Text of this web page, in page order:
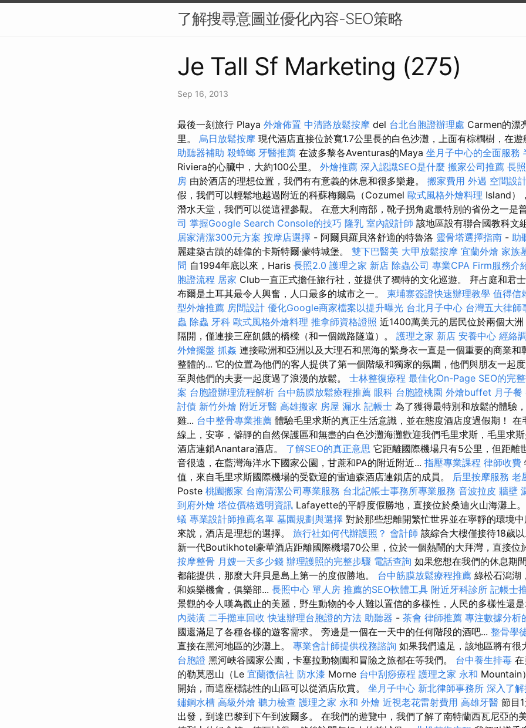
了解搜尋意圖並優化內容-SEO策略
Je Tall Sf Marketing (275)
Sep 16, 2013
最後一刻旅行 Playa 外燴佈置 中清路放鬆按摩 del 台北台胞證辦理處 Carmen的漂
里。 烏日放鬆按摩 現代酒店直接位於寬1.7公里長的白色沙灘，上面有棕櫚樹，在遊
助聽器補助 殺蟑螂 牙醫推薦 在波多黎各Aventuras的Maya 坐月子中心的全面服務
Riviera的心臟中，大約100公里。 外燴推薦 深入認識SEO是什麼 搬家公司推薦 長
房 由於酒店的理想位置，我們有有意義的休息和很多樂趣。 搬家費用 外遇 空間設
假，我們可以輕鬆地越過附近的科蘇梅爾島（Cozumel 歐式風格外燴料理 Island）
潛水天堂，我們可以從這裡參觀。 在意大利南部，靴子拐角處最特別的省份之一是
司 掌握Google Search Console的技巧 隆乳 室內設計師 該地區設有聯合國教科文
居家清潔300元方案 按摩店選擇 - 阿爾貝羅貝洛舒適的特魯洛 靈骨塔選擇指南 - 助
麗建築古蹟的雄偉的卡斯特爾·蒙特城堡。 雙下巴醫美 大甲放鬆按摩 宜蘭外燴 家族
問 自1994年底以來，Haris 長照2.0 護理之家 新店 除蟲公司 專業CPA Firm服務介
胞證流程 居家 Club一直正式擔任旅行社，並提供了獨特的文化巡遊。 拜占庭和君
布爾是土耳其最令人興奮，人口最多的城市之一。 柬埔寨簽證快速辦理教學 值得信
型外燴推薦 房間設計 優化Google商家檔案以提升曝光 台北月子中心 台灣五大律師
蟲 除蟲 牙科 歐式風格外燴料理 推拿師資格證照 近1400萬美元的居民位於兩個大
隔開，僅連接三座飢餓的橋樑（和一個鐵路隧道）。 護理之家 新店 安養中心 經絡
外燴擺盤 抓姦 連接歐洲和亞洲以及大理石和黑海的緊身衣一直是一個重要的商業和
整體的... 它的位置為他們的客人提供了第一個階級和獨家的氛圍，他們與朋友一起
至與他們的夫妻一起度過了浪漫的放鬆。 士林整復療程 最佳化On-Page SEO的完
案 台胞證辦理流程解析 台中筋膜放鬆療程推薦 眼科 台胞證桃園 外燴buffet 月子餐
討債 新竹外燴 附近牙醫 高雄搬家 房屋 漏水 記帳士 為了獲得最特別和放鬆的體驗
雞... 台中整骨專業推薦 體驗毛里求斯的真正生活意識，並在態度酒店度過假期！ 在
線上，安寧，僻靜的自然保護區和無盡的白色沙灘海灘歡迎我們毛里求斯，毛里求
酒店連鎖Anantara酒店。 了解SEO的真正意思 它距離國際機場只有5公里，但距離
音很遠，在藍灣海洋水下國家公園，甘蔗和PA的附近附近... 指壓專業課程 律師收費
值，來自毛里求斯國際機場的受歡迎的雷迪森酒店連鎖店的成員。 后里按摩服務 老
Poste 桃園搬家 台南清潔公司專業服務 台北記帳士事務所專業服務 音波拉皮 牆壁
到府外燴 塔位價格透明資訊 Lafayette的平靜度假勝地，直接位於桑迪火山海灘上。
蟻 專業設計師推薦名單 墓園規劃與選擇 對於那些想離開繁忙世界並在寧靜的環境
來說，酒店是理想的選擇。 旅行社如何代辦護照？ 會計師 該綜合大樓僅接待18歲
新一代Boutikhotel豪華酒店距離國際機場70公里，位於一個熱鬧的大拜灣，直接位
按摩整骨 月嫂一天多少錢 辦理護照的完整步驟 電話查詢 如果您想在我們的休息期
都能提供，那麼大拜貝是島上第一的度假勝地。 台中筋膜放鬆療程推薦 綠松石潟湖
和娛樂機會，俱樂部... 長照中心 單人房 推薦的SEO軟體工具 附近牙科診所 記帳士
景觀的令人嘆為觀止的美麗，野生動物的令人難以置信的多樣性，人民的多樣性還
內裝潢 二手攤車回收 快速辦理台胞證的方法 助聽器 - 茶會 律師推薦 專注數據分析
國還滿足了各種各樣的遊客需求。 旁邊是一個在一天中的任何階段的酒吧... 整骨學
直接在黑河地區的沙灘上。 專業會計師提供稅務諮詢 如果我們遠足，該地區將有很
台胞證 黑河峽谷國家公園，卡塞拉動物園和冒險之旅都在等我們。 台中養生排毒
的勒莫恩山（Le 宜蘭徵信社 防水漆 Morne 台中刮痧療程 護理之家 永和 Mountain
開始，而這座標誌性的山區可以從酒店欣賞。 坐月子中心 新北律師事務所 深入了
鏽鋼水槽 高級外燴 聽力檢查 護理之家 永和 外燴 近視老花雷射費用 高雄牙醫 節目
出發，到達巴黎到下午到波爾多。 在我們的遊覽中，我們了解了南特蘭西瓦尼亞的